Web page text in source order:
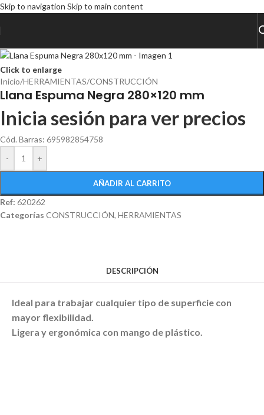
Skip to navigation Skip to main content
Click to enlarge
Inicio/HERRAMIENTAS/CONSTRUCCIÓN
Llana Espuma Negra 280×120 mm
Inicia sesión para ver precios
Cód. Barras: 695982854758
-
+
AÑADIR AL CARRITO
Ref: 620262
Categorías CONSTRUCCIÓN, HERRAMIENTAS
DESCRIPCIÓN
Ideal para trabajar cualquier tipo de superficie con
mayor flexibilidad.
Ligera y ergonómica con mango de plástico.